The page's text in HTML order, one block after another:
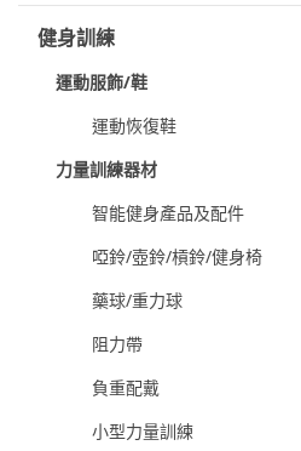
健身訓練
運動服飾/鞋
運動恢復鞋
力量訓練器材
智能健身產品及配件
啞鈴/壺鈴/槓鈴/健身椅
藥球/重力球
阻力帶
負重配戴
小型力量訓練